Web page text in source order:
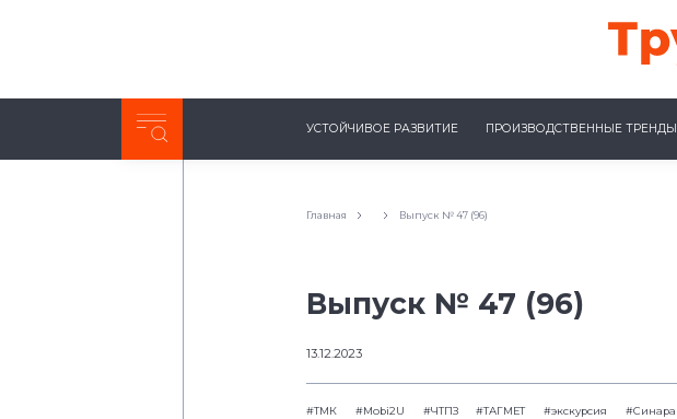
Неделя с ТМК. Выпуск №27 (225)
УСТОЙЧИВОЕ РАЗВИТИЕ ПРОИЗВОДСТВЕННЫЕ ТРЕНДЫ
Главная Выпуск № 47 (96)
Выпуск № 47 (96)
13.12.2023
#ТМК #Mobi2U #ЧТПЗ #ТАГМЕТ #экскурсия #Синара